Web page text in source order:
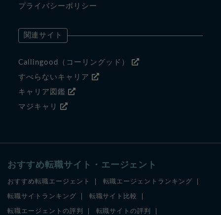
プライバシーポリシー
関連サイト
Callingood（コーリングッド）
すべらないキャリア
キャリア図鑑
マジキャリ
おすすめ転職サイト・エージェント
おすすめ転職エージェント 転職エージェントランキング
転職サイトランキング 転職サイト比較
転職エージェントの評判 転職サイトの評判